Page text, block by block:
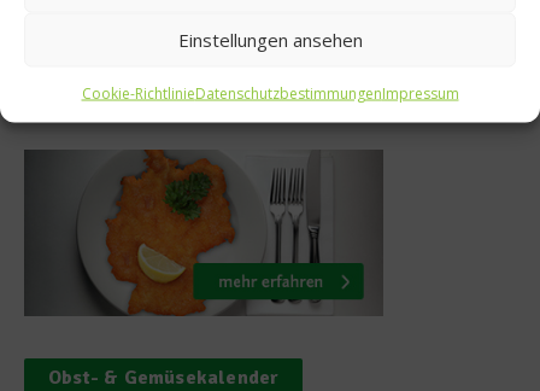
Einstellungen ansehen
Cookie-RichtlinieDatenschutzbestimmungenImpressum
Was isst Deutschland
Obst- & Gemüsekalender